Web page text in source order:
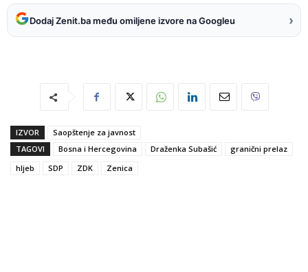
Dodaj Zenit.ba među omiljene izvore na Googleu ›
IZVOR
Saopštenje za javnost
TAGOVI
Bosna i Hercegovina Draženka Subašić
granični prelaz
hljeb
SDP ZDK Zenica